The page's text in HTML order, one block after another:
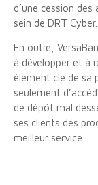
d’une cession
sein de DRT Cyber.
En outre,
à développer et à
élément clé de sa
seulement
de dépôt mal
ses clients des
meilleur service.